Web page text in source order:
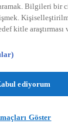
Bilgileri bir
kitle araştırması
ediyorum
Göster